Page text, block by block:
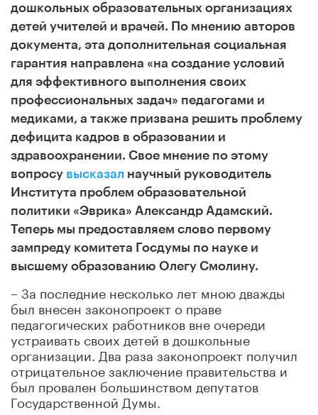
дошкольных образовательных организациях
детей учителей и врачей. По мнению авторов
документа, эта дополнительная социальная
гарантия направлена «на создание условий
для эффективного выполнения своих
профессиональных задач» педагогами и
медиками, а также призвана решить проблему
дефицита кадров в образовании и
здравоохранении. Свое мнение по этому
вопросу высказал научный руководитель
Института проблем образовательной
политики «Эврика» Александр Адамский.
Теперь мы предоставляем слово первому
зампреду комитета Госдумы по науке и
высшему образованию Олегу Смолину.
– За последние несколько лет мною дважды
был внесен законопроект о праве
педагогических работников вне очереди
устраивать своих детей в дошкольные
организации. Два раза законопроект получил
отрицательное заключение правительства и
был провален большинством депутатов
Государственной Думы.